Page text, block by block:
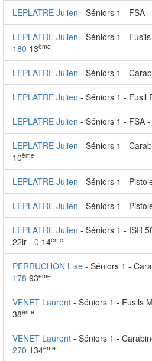
LEPLATRE Julien - Séniors 1 - FSA
LEPLATRE Julien - Séniors 1 -
180 13ème
LEPLATRE Julien - Séniors 1 -
LEPLATRE Julien - Séniors 1 - Fusil
LEPLATRE Julien - Séniors 1 - FSA
LEPLATRE Julien - Séniors 1 -
10ème
LEPLATRE Julien - Séniors 1 -
LEPLATRE Julien - Séniors 1 -
LEPLATRE Julien - Séniors 1 - ISR
22lr - 0 14ème
PERRUCHON Lise - Séniors 1 -
178 93ème
VENET Laurent - Séniors 1 - Fusils
38ème
VENET Laurent - Séniors 1 -
270 134ème